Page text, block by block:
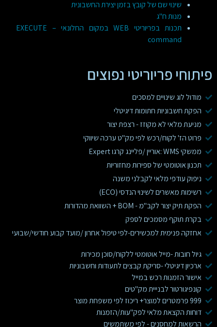
שינוי שם של קובץ בזמן יצירת החשבונית
מנות ח"ג
תכנות בפריוריטי WEB במקום החלונאי – EXECUTE
command
פיתוחי פריוריטי נפוצים
מודול לוג שינויים למסכים
הפקת חשבוניות חתומות דיגיטלי
מניעת מלאי לא מקוזז - רצפת יצור
פרוט הז' לקוח/רכש לפי מק"ט ערכה שיווקי
ממשקי WMS :אוריין /פליינג קרגו Expert
תכנון אוטומטי של ספירות מחזוריות
ניפוק עודפי מלאי לקבלני משנה
רשימות מאשרים לשינוי הנדסי (ECO)
הפקת תיק יצור לקב"מ - BOM + השוואת מהדורות
בקרת תוקף מסמכים לספק
אחזקה פנימית למכשירים-לפי טיפול אחרון /מועד קבוע חודשי/שבועי
גיול חובות -מייל אוטומטי ללקוח/סוכן מכירות
ארכיון דיגיטלי -סריקת קבצים לתעודות וחשבוניות
אישור הזמנות רכש במייל
קונפיגורטור לבנייית מק"טים
999 פרמטרים למוצר+ ריכוז לפי משפחת מוצר
דוחות הקצאת מלאי לפק"עות/הזמנות
הרשאות למחסנים - לפי משתמשים